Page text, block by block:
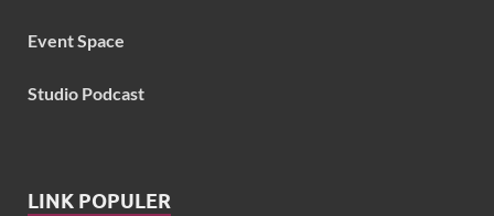
Event Space
Studio Podcast
LINK POPULER